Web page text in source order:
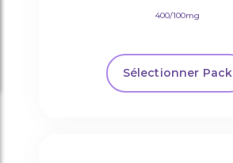
400/100mg
Sélectionner Pack